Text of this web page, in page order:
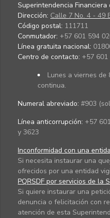
Superintendencia Financiera
Dirección: Calle 7 No. 4 - 49
Código postal: 111711
Conmutador: +57 601 594
Línea gratuita nacional:
Centro de contacto: +57
Lunes a viernes de
continua.
Numeral abreviado: #903
Línea anticorrupción: +57
y 3623
Inconformidad con una
Si necesita instaurar una
ofrecidos por una entidad
PQRSDF por servicios de la
Si quiere instaurar una
denuncia o felicitación con
atención de esta